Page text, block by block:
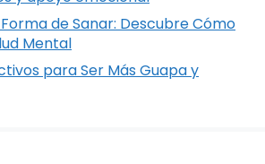
de Sanar: Descubre Cómo
Mental
para Ser Más Guapa y